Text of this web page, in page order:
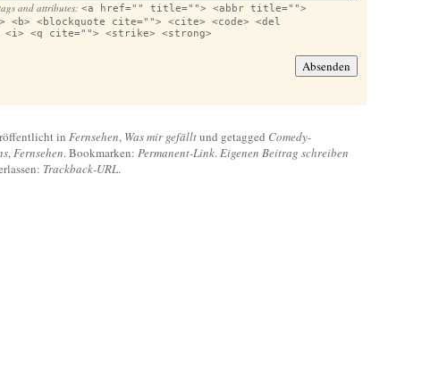
and attributes: <a href="" title=""> <abbr title="">
<b> <blockquote cite=""> <cite> <code> <del
<i> <q cite=""> <strike> <strong>
in Fernsehen, Was mir gefälltund getagged Comedy-
,Fernsehen. Bookmarken: Permanent-Link.Eigenen Beitrag schreiben
Trackback-URL.